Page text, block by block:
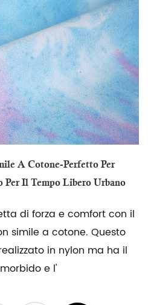
A Cotone-Perfetto Per
Per Il Tempo Libero Urbano
di forza e comfort con il
simile a cotone. Questo
in nylon ma ha il
e l'